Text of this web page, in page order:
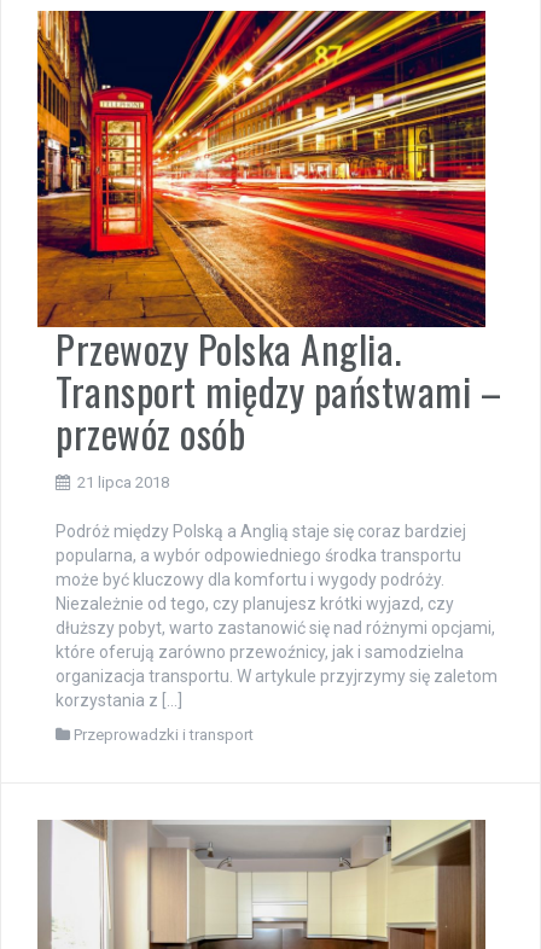
Przewozy Polska Anglia.
Transport między państwami –
przewóz osób
21 lipca 2018
Podróż między Polską a Anglią staje się coraz bardziej
popularna, a wybór odpowiedniego środka transportu
może być kluczowy dla komfortu i wygody podróży.
Niezależnie od tego, czy planujesz krótki wyjazd, czy
dłuższy pobyt, warto zastanowić się nad różnymi opcjami,
które oferują zarówno przewoźnicy, jak i samodzielna
organizacja transportu. W artykule przyjrzymy się zaletom
korzystania z […]
Przeprowadzki i transport